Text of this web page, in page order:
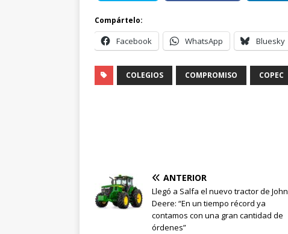
Compártelo:
Facebook WhatsApp Bluesky
COLEGIOS COMPROMISO COPEC
ANTERIOR
Llegó a Salfa el nuevo tractor de John
Deere: “En un tiempo récord ya
contamos con una gran cantidad de
órdenes”